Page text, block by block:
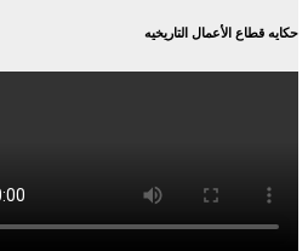
حكايه قطاع الأعمال التاريخيه